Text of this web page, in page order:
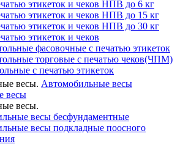
этикеток и чеков НПВ до 6 кг
этикеток и чеков НПВ до 15 кг
этикеток и чеков НПВ до 30 кг
этикеток и чеков
фасовочные с печатью этикеток
торговые с печатью чеков(ЧПМ)
с печатью этикеток
Автомобильные весы
весы
весы бесфундаментные
весы подкладные поосного